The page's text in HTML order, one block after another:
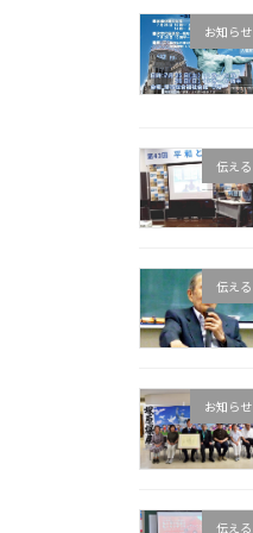
お知らせ
伝える
伝える
お知らせ
伝える